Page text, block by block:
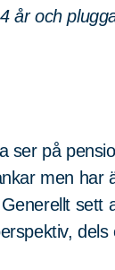
år och
ser på
men har
sett